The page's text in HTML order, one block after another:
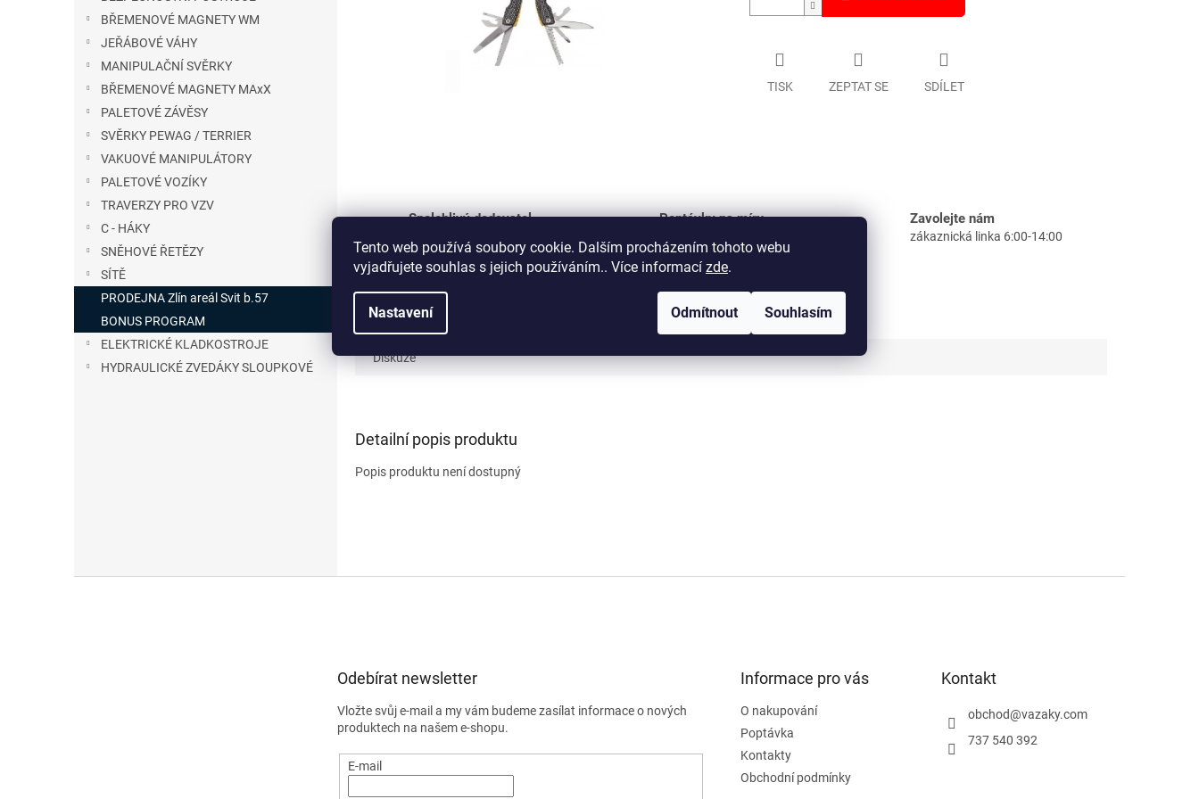
Tento web používá soubory cookie. Dalším procházením tohoto webu
vyjadřujete souhlas s jejich používáním.. Více informací zde.
Nastavení Odmítnout Souhlasím
BŘEMENOVÉ MAGNETY WM
JEŘÁBOVÉ VÁHY
MANIPULAČNÍ SVĚRKY
BŘEMENOVÉ MAGNETY MAxX
PALETOVÉ ZÁVĚSY
SVĚRKY PEWAG / TERRIER
VAKUOVÉ MANIPULÁTORY
PALETOVÉ VOZÍKY
TRAVERZY PRO VZV
C - HÁKY
SNĚHOVÉ ŘETĚZY
SÍTĚ
PRODEJNA Zlín areál Svit b.57
BONUS PROGRAM
ELEKTRICKÉ KLADKOSTROJE
HYDRAULICKÉ ZVEDÁKY SLOUPKOVÉ
TISK ZEPTAT SE SDÍLET
Spolehlivý dodavatel Poptávky na míru Zavolejte nám
zákaznická linka 6:00-14:00
Prodejna ve Zlíně
zboží k prohlédnutí i osobnímu odběru
Diskuze
Detailní popis produktu
Popis produktu není dostupný
Odebírat newsletter
Vložte svůj e-mail a my vám budeme zasílat informace o nových
produktech na našem e-shopu.
E-mail
Informace pro vás
O nakupování
Poptávka
Kontakty
Obchodní podmínky
Kontakt
obchod@vazaky.com
737 540 392